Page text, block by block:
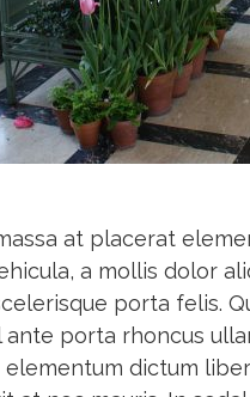
at placerat
a mollis dolor
porta felis.
porta rhoncus
elementum dictum